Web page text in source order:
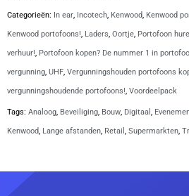
en
beveiligingsoortjes
NX1300DE2
aantal
Categorieën: In ear, Incotech, Kenwood, Kenwood
Kenwood portofoons!, Laders, Oortje, Portofoon
verhuur!, Portofoon kopen? De nummer 1 in
vergunning, UHF, Vergunningshouden portofoons
vergunningshoudende portofoons!, Voordeelpack
Tags: Analoog, Beveiliging, Bouw, Digitaal ,
Kenwood, Lange afstanden, Retail , Supermarkten,